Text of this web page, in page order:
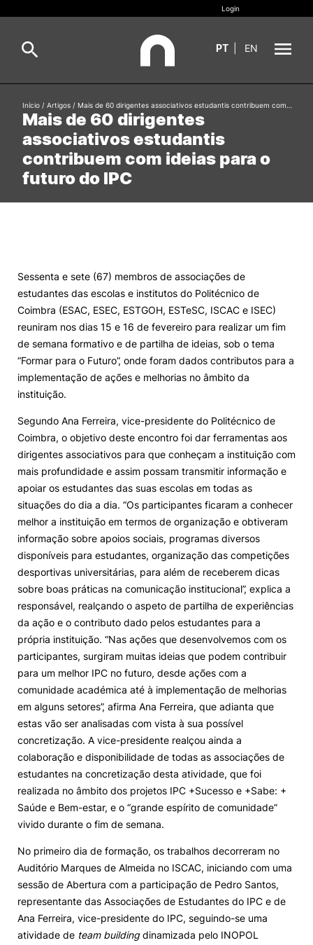
Sobre
Estudar
Internacional
Ação Social
Alumni
Projetos PRR
Magazine
Eventos
Europeia Política de Privacidade e Cookies
Sugestões,
Login
PT EN
Pesquisa
Oferta Formativa Geral
Mais de 60 dirigentes
associativos estudantis
contribuem com ideias para o
futuro do IPC
Início / Artigos / Mais de 60 dirigentes associativos estudantis contribuem com…
Sessenta e sete (67) membros de associações de
estudantes das escolas e institutos do Politécnico de
Coimbra (ESAC, ESEC, ESTGOH, ESTeSC, ISCAC e ISEC)
reuniram nos dias 15 e 16 de fevereiro para realizar um fim
de semana formativo e de partilha de ideias, sob o tema
“Formar para o Futuro”, onde foram dados contributos para a
implementação de ações e melhorias no âmbito da
instituição.
Segundo Ana Ferreira, vice-presidente do Politécnico de
Coimbra, o objetivo deste encontro foi dar ferramentas aos
dirigentes associativos para que conheçam a instituição com
mais profundidade e assim possam transmitir informação e
apoiar os estudantes das suas escolas em todas as
situações do dia a dia. “Os participantes ficaram a conhecer
melhor a instituição em termos de organização e obtiveram
informação sobre apoios sociais, programas diversos
disponíveis para estudantes, organização das competições
desportivas universitárias, para além de receberem dicas
sobre boas práticas na comunicação institucional”, explica a
responsável, realçando o aspeto de partilha de experiências
da ação e o contributo dado pelos estudantes para a
própria instituição. “Nas ações que desenvolvemos com os
participantes, surgiram muitas ideias que podem contribuir
para um melhor IPC no futuro, desde ações com a
comunidade académica até à implementação de melhorias
em alguns setores”, afirma Ana Ferreira, que adianta que
estas vão ser analisadas com vista à sua possível
concretização. A vice-presidente realçou ainda a
colaboração e disponibilidade de todas as associações de
estudantes na concretização desta atividade, que foi
realizada no âmbito dos projetos IPC +Sucesso e +Sabe: +
Saúde e Bem-estar, e o “grande espírito de comunidade”
vivido durante o fim de semana.
No primeiro dia de formação, os trabalhos decorreram no
Auditório Marques de Almeida no ISCAC, iniciando com uma
sessão de Abertura com a participação de Pedro Santos,
representante das Associações de Estudantes do IPC e de
Ana Ferreira, vice-presidente do IPC, seguindo-se uma
atividade de team buildingdinamizada pelo INOPOL